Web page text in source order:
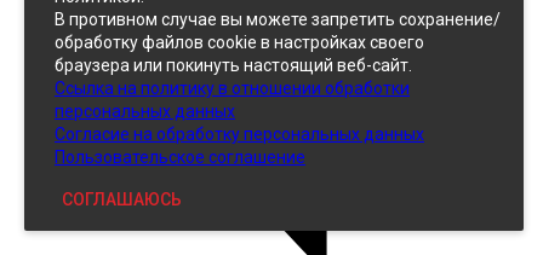
Кожзам
В противном случае вы можете запретить сохранение/
обработку файлов cookie в настройках своего
браузера или покинуть настоящий веб-сайт.
Ссылка на политику в отношении обработки
персональных данных
Согласие на обработку персональных данных
Пользовательское соглашение
СОГЛАШАЮСЬ